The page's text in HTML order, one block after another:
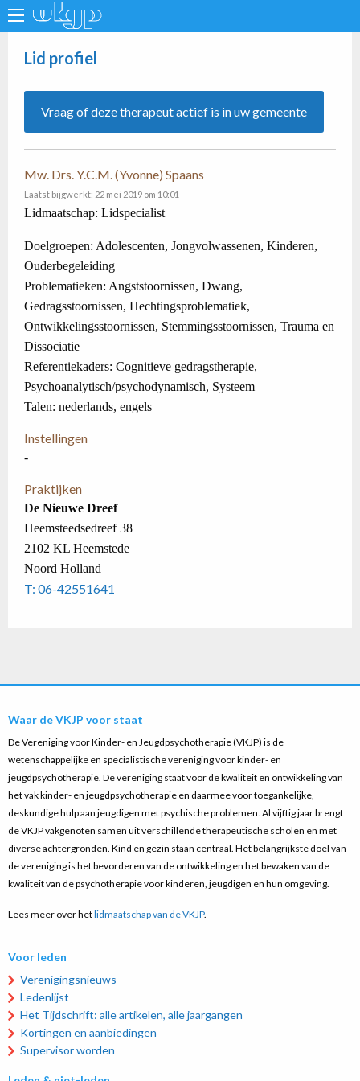
Lid profiel
Vraag of deze therapeut actief is in uw gemeente
Mw. Drs. Y.C.M. (Yvonne) Spaans
Laatst bijgwerkt: 22 mei 2019 om 10:01
Lidmaatschap: Lidspecialist
Doelgroepen: Adolescenten, Jongvolwassenen, Kinderen,
Ouderbegeleiding
Problematieken: Angststoornissen, Dwang,
Gedragsstoornissen, Hechtingsproblematiek,
Ontwikkelingsstoornissen, Stemmingsstoornissen, Trauma en
Dissociatie
Referentiekaders: Cognitieve gedragstherapie,
Psychoanalytisch/psychodynamisch, Systeem
Talen: nederlands, engels
Instellingen
-
Praktijken
De Nieuwe Dreef
Heemsteedsedreef 38
2102 KL Heemstede
Noord Holland
T: 06-42551641
Waar de VKJP voor staat
De Vereniging voor Kinder- en Jeugdpsychotherapie (VKJP) is de
wetenschappelijke en specialistische vereniging voor kinder- en
jeugdpsychotherapie. De vereniging staat voor de kwaliteit en ontwikkeling van
het vak kinder- en jeugdpsychotherapie en daarmee voor toegankelijke,
deskundige hulp aan jeugdigen met psychische problemen. Al vijftig jaar brengt
de VKJP vakgenoten samen uit verschillende therapeutische scholen en met
diverse achtergronden. Kind en gezin staan centraal. Het belangrijkste doel van
de vereniging is het bevorderen van de ontwikkeling en het bewaken van de
kwaliteit van de psychotherapie voor kinderen, jeugdigen en hun omgeving.
Lees meer over hetlidmaatschap van de VKJP.
Voor leden
Verenigingsnieuws
Ledenlijst
Het Tijdschrift: alle artikelen, alle jaargangen
Kortingen en aanbiedingen
Supervisor worden